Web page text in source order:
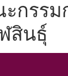
กรรม
สินธุ์